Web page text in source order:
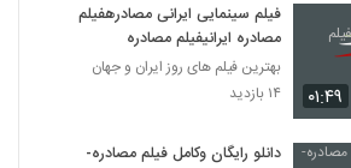
۰۱:۴۹
فیلم سینمایی ایرانی مصادرهفیلم
مصادره ایرانیفیلم مصادره
بهترین فیلم های روز ایران و جهان
۱۴ بازدید
دانلو رایگان وکامل فیلم مصادره-